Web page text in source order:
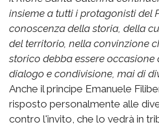
insieme a tutti i protagonisti del
conoscenza della storia, della
del territorio, nella convinzione
storico debba essere occasione
dialogo e condivisione, mai di
Anche il principe Emanuele
risposto personalmente alle
contro l'invito, che lo vedrà in